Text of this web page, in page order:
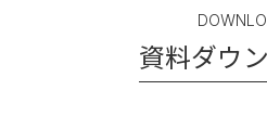
資料ダウ